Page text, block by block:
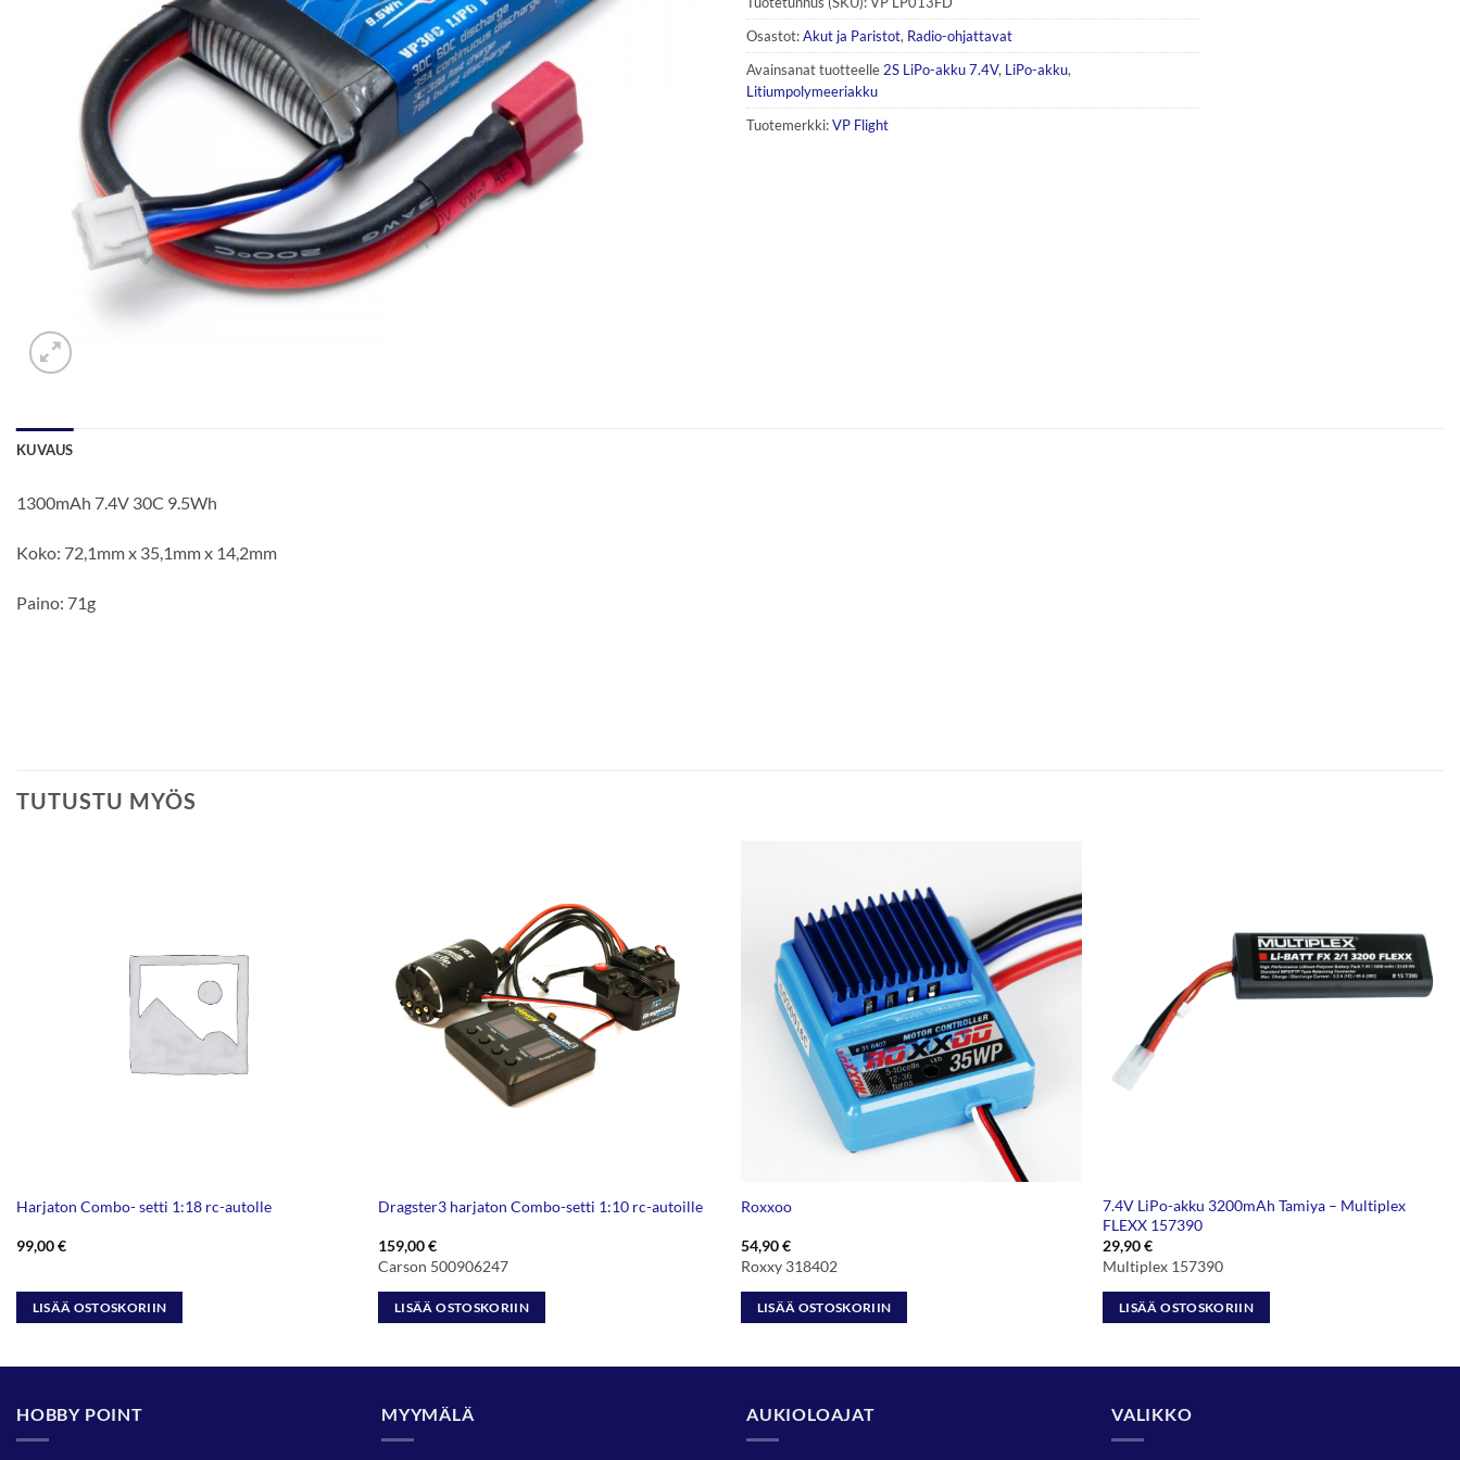
Osastot:Akut ja Paristot, Radio-ohjattavat
Avainsanat tuotteelle 2S LiPo-akku 7.4V, LiPo-akku,
Litiumpolymeeriakku
Tuotemerkki:VP Flight
KUVAUS
1300mAh 7.4V 30C 9.5Wh
Koko: 72,1mm x 35,1mm x 14,2mm
Paino: 71g
TUTUSTU MYÖS
Harjaton Combo- setti 1:18 rc-autolle
99,00€
LISÄÄ OSTOSKORIIN
Dragster3 harjaton Combo-setti 1:10 rc-autoille
159,00€
Carson 500906247
LISÄÄ OSTOSKORIIN
Roxxoo
54,90€
Roxxy 318402
LISÄÄ OSTOSKORIIN
7.4V LiPo-akku 3200mAh Tamiya – Multiplex
FLEXX 157390
29,90€
Multiplex 157390
LISÄÄ OSTOSKORIIN
HOBBY POINT MYYMÄLÄ AUKIOLOAJAT VALIKKO